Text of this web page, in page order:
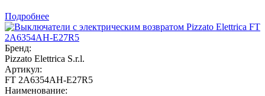
Подробнее
Бренд:
Pizzato Elettrica S.r.l.
Артикул:
FT 2A6354AH-E27R5
Наименование: